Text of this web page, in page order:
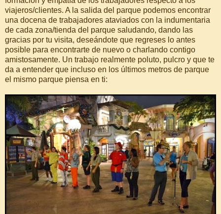
viajeros/clientes. A la salida del parque podemos encontrar
una docena de trabajadores ataviados con la indumentaria
de cada zona/tienda del parque saludando, dando las
gracias por tu visita, deseándote que regreses lo antes
posible para encontrarte de nuevo o charlando contigo
amistosamente. Un trabajo realmente poluto, pulcro y que te
da a entender que incluso en los últimos metros de parque
el mismo parque piensa en ti: